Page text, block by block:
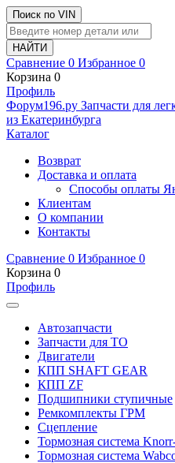
Поиск по VIN
Сравнение 0 Избранное 0
Корзина 0
Профиль
Фoрум196.ру Запчасти для
из Екатеринбурга
Каталог
Возврат
Доставка и оплата
Способы оплаты
Клиентам
О компании
Контакты
Сравнение 0 Избранное 0
Корзина 0
Профиль
Автозапчасти
Запчасти для ТО
Двигатели
КПП SHAFT GEAR
КПП ZF
Подшипники ступичные
Ремкомплекты ГРМ
Сцепление
Тормозная система
Тормозная система